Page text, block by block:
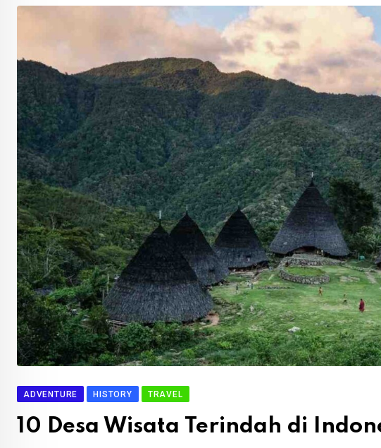
ADVENTURE HISTORY TRAVEL
10 Desa Wisata Terindah di